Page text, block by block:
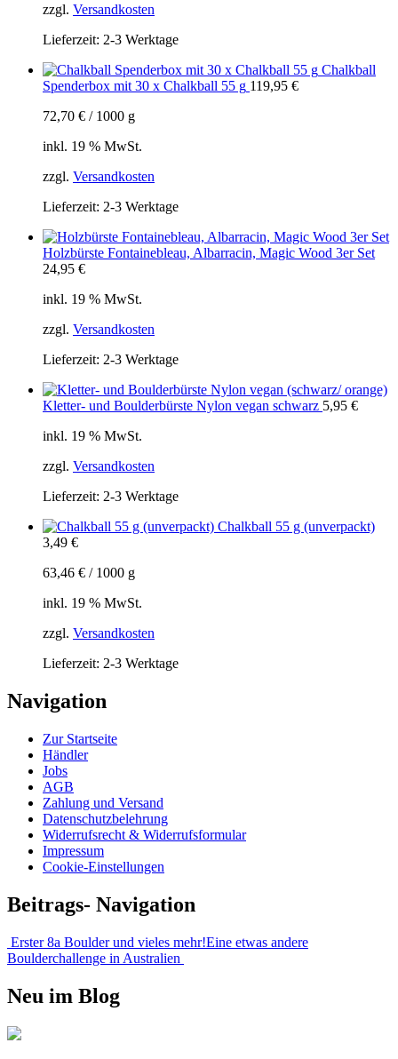
zzgl. Versandkosten
Lieferzeit: 2-3 Werktage
Chalkball
Spenderbox mit 30 x Chalkball 55 g 119,95 €
72,70 € / 1000 g
inkl. 19 % MwSt.
zzgl. Versandkosten
Lieferzeit: 2-3 Werktage
Holzbürste Fontainebleau, Albarracin, Magic Wood 3er Set
24,95 €
inkl. 19 % MwSt.
zzgl. Versandkosten
Lieferzeit: 2-3 Werktage
Kletter- und Boulderbürste Nylon vegan schwarz 5,95 €
inkl. 19 % MwSt.
zzgl. Versandkosten
Lieferzeit: 2-3 Werktage
Chalkball 55 g (unverpackt)
3,49 €
63,46 € / 1000 g
inkl. 19 % MwSt.
zzgl. Versandkosten
Lieferzeit: 2-3 Werktage
Navigation
Zur Startseite
Händler
Jobs
AGB
Zahlung und Versand
Datenschutzbelehrung
Widerrufsrecht & Widerrufsformular
Impressum
Cookie-Einstellungen
Beitrags- Navigation
Erster 8a Boulder und vieles mehr!Eine etwas andere
Boulderchallenge in Australien
Neu im Blog